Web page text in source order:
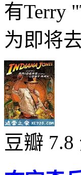
有Terry
为即将
豆瓣 7.8